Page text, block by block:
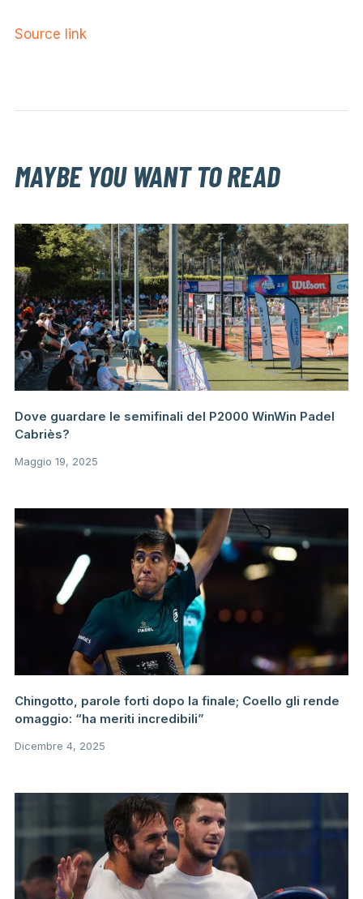
Source link
MAYBE YOU WANT TO READ
Dove guardare le semifinali del P2000 WinWin Padel
Cabriès?
Maggio 19, 2025
Chingotto, parole forti dopo la finale; Coello gli rende
omaggio: “ha meriti incredibili”
Dicembre 4, 2025